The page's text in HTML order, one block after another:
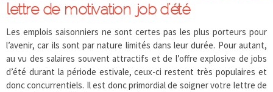
lettre de motivation job d’été
Les emplois saisonniers ne sont certes pas les plus porteurs pour
l’avenir, car ils sont par nature limités dans leur durée. Pour autant,
au vu des salaires souvent attractifs et de l’offre explosive de jobs
d’été durant la période estivale, ceux-ci restent très populaires et
donc concurrentiels. Il est donc primordial de soigner votre lettre de